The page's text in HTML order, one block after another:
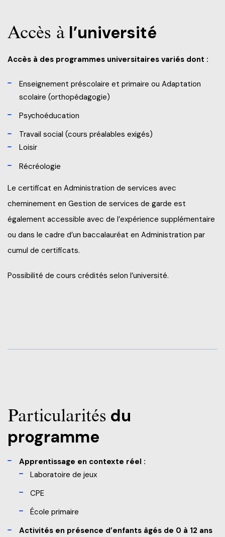
Accès à l’université
Accès à des programmes universitaires variés dont :
Enseignement préscolaire et primaire ou Adaptation
scolaire (orthopédagogie)
Psychoéducation
Travail social (cours préalables exigés)
Loisir
Récréologie
Le certificat en Administration de services avec
cheminement en Gestion de services de garde est
également accessible avec de l’expérience supplémentaire
ou dans le cadre d’un baccalauréat en Administration par
cumul de certificats.
Possibilité de cours crédités selon l’université.
Particularités du
programme
Apprentissage en contexte réel :
Laboratoire de jeux
CPE
École primaire
Activités en présence d’enfants âgés de 0 à 12 ans